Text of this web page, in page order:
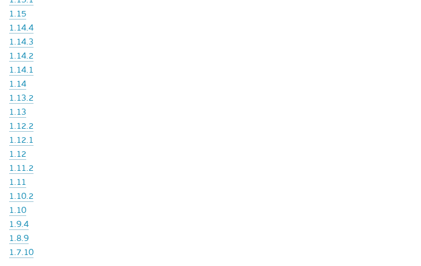
1.15
1.14.4
1.14.3
1.14.2
1.14.1
1.14
1.13.2
1.13
1.12.2
1.12.1
1.12
1.11.2
1.11
1.10.2
1.10
1.9.4
1.8.9
1.7.10